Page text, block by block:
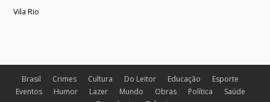
Vila Rio
Brasil Crimes Cultura Do Leitor Educação
Esporte
Eventos
Humor Lazer Mundo Obras Política
Saúde